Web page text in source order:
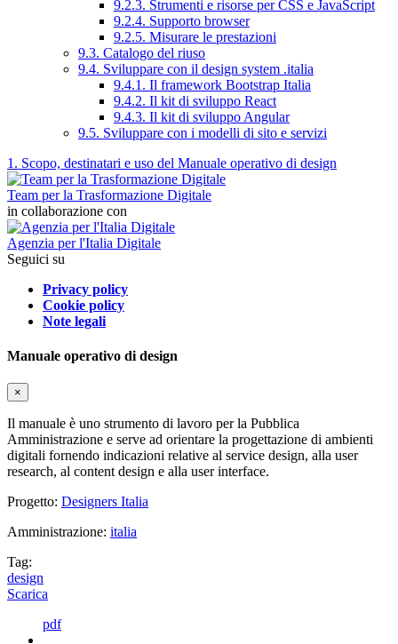
9.2.3. Strumenti e risorse per CSS e JavaScript
9.2.4. Supporto browser
9.2.5. Misurare le prestazioni
9.3. Catalogo del riuso
9.4. Sviluppare con il design system .italia
9.4.1. Il framework Bootstrap Italia
9.4.2. Il kit di sviluppo React
9.4.3. Il kit di sviluppo Angular
9.5. Sviluppare con i modelli di sito e servizi
1. Scopo, destinatari e uso del Manuale operativo di design
Team per la Trasformazione Digitale
in collaborazione con
Agenzia per l'Italia Digitale
Seguici su
Privacy policy
Cookie policy
Note legali
Manuale operativo di design
×
Il manuale è uno strumento di lavoro per la Pubblica
Amministrazione e serve ad orientare la progettazione di ambienti
digitali fornendo indicazioni relative al service design, alla user
research, al content design e alla user interface.
Progetto: Designers Italia
Amministrazione: italia
Tag:
design
Scarica
pdf